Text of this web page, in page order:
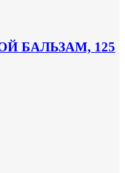
БАЛЬЗАМ, 125